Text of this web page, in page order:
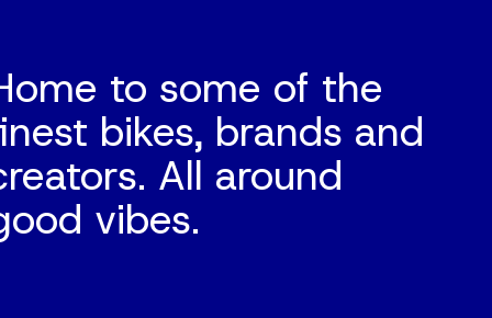
to some of the
bikes, brands and
All around
vibes.